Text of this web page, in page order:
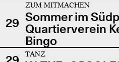
29
ZUM MITMACHEN
Sommer im
Quartierverein
Bingo
TANZ